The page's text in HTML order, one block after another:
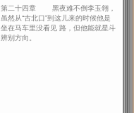
第二十四章 黑夜难不倒李玉翎，
虽然从“古北口”到这儿来的时候他是
坐在马车里没看见 路，但他能就星斗
辨别方向。